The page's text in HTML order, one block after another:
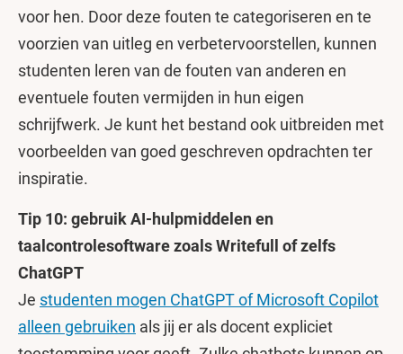
voor hen. Door deze fouten te categoriseren en te
voorzien van uitleg en verbetervoorstellen, kunnen
studenten leren van de fouten van anderen en
eventuele fouten vermijden in hun eigen
schrijfwerk. Je kunt het bestand ook uitbreiden met
voorbeelden van goed geschreven opdrachten ter
inspiratie.
Tip 10: gebruik AI-hulpmiddelen en
taalcontrolesoftware zoals Writefull of zelfs
ChatGPT
Je studenten mogen ChatGPT of Microsoft Copilot
alleen gebruiken als jij er als docent expliciet